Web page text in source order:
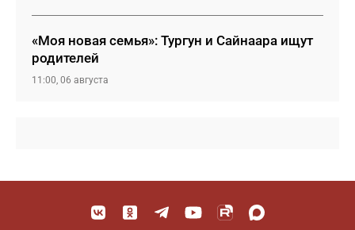
«Моя новая семья»: Тургун и Сайнаара ищут
родителей
11:00, 06 августа